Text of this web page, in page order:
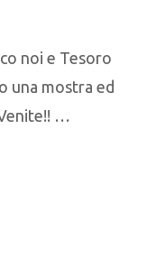
noi e Tesoro
una mostra ed
…